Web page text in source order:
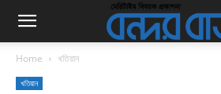
Home খতিয়ান
খতিয়ান